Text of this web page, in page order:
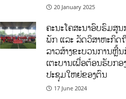
20 January 2025
ຄະນະໂຄສະນາອົບຮົມສູນ
ພັກ ແລະ ລັດວິສາຫະກິດ
ລາວສ້າງຂະບວນການຫຼີ້ນ
ເຕະບານເພື່ອຕ້ອນຮັບກອ
ປະຊຸມໃຫຍ່ຂອງຕົນ
17 June 2024